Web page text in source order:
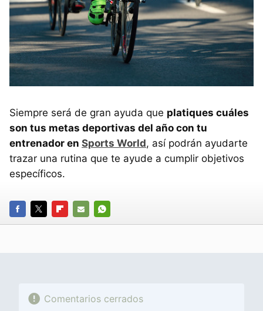
Siempre será de gran ayuda que platiques cuáles
son tus metas deportivas del año con tu
entrenador en Sports World, así podrán ayudarte
trazar una rutina que te ayude a cumplir objetivos
específicos.
FACEBOOK
TWITTERFLIPBOARD
E-
WHATSAPP
Comentarios cerrados